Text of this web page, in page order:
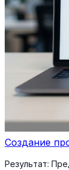
Создание
Результат: